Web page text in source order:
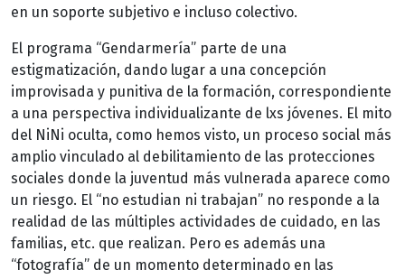
en un soporte subjetivo e incluso colectivo.
El programa “Gendarmería” parte de una
estigmatización, dando lugar a una concepción
improvisada y punitiva de la formación, correspondiente
a una perspectiva individualizante de lxs jóvenes. El mito
del NiNi oculta, como hemos visto, un proceso social más
amplio vinculado al debilitamiento de las protecciones
sociales donde la juventud más vulnerada aparece como
un riesgo. El “no estudian ni trabajan” no responde a la
realidad de las múltiples actividades de cuidado, en las
familias, etc. que realizan. Pero es además una
“fotografía” de un momento determinado en las